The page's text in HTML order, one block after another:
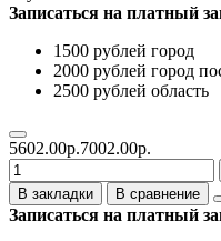
Записаться на платный
1500 рублей город
2000 рублей город
2500 рублей область
5602.00р.7002.00р.
В закладки
В сравнение
Записаться на платный